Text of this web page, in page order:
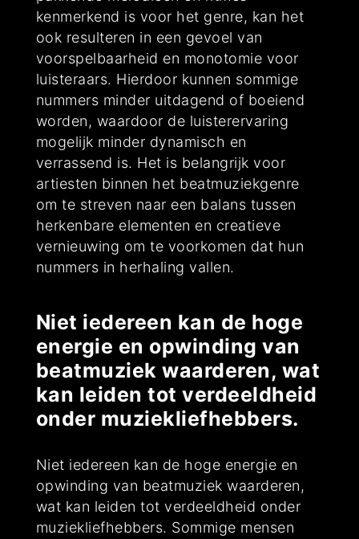
kenmerkend is voor het genre, kan het
ook resulteren in een gevoel van
voorspelbaarheid en monotomie voor
luisteraars. Hierdoor kunnen sommige
nummers minder uitdagend of boeiend
worden, waardoor de luisterervaring
mogelijk minder dynamisch en
verrassend is. Het is belangrijk voor
artiesten binnen het beatmuziekgenre
om te streven naar een balans tussen
herkenbare elementen en creatieve
vernieuwing om te voorkomen dat hun
nummers in herhaling vallen.
Niet iedereen kan de hoge
energie en opwinding van
beatmuziek waarderen, wat
kan leiden tot verdeeldheid
onder muziekliefhebbers.
Niet iedereen kan de hoge energie en
opwinding van beatmuziek waarderen,
wat kan leiden tot verdeeldheid onder
muziekliefhebbers. Sommige mensen